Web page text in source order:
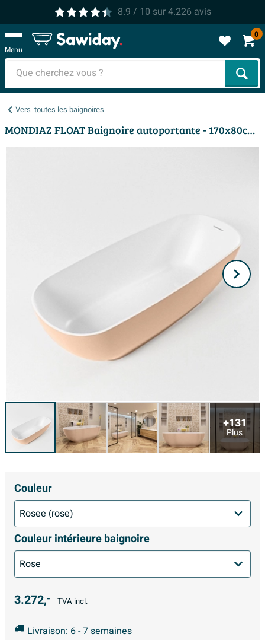
8.9 / 10 sur4.226 avis
Menu
0
Vers toutes les baignoires
MONDIAZ FLOAT Baignoire autoportante - 170x80cm - couleur Rosee / Rosee
+131
Plus
Couleur
Couleur intérieure baignoire
3.272,- TVA incl.
Livraison: 6 - 7 semaines